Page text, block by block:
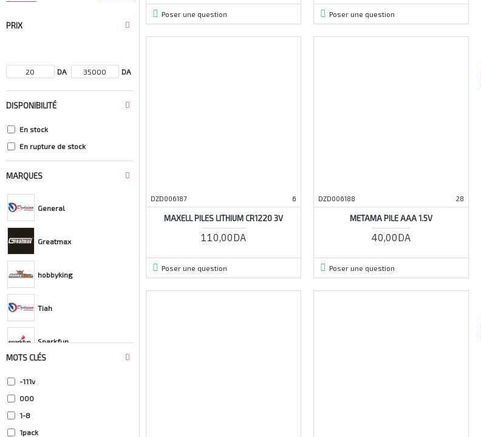
PRIX
DA DA
MARQUES
General
Greatmax
hobbyking
Tiah
Sparkfun
MOTS CLÉS
-111v
000
1-8
1pack
DISPONIBILITÉ
En stock
En rupture de stock
Poser une question Poser une question
DZD006187 6
MAXELL PILES LITHIUM CR1220 3V
110,00DA
Poser une question
DZD006188 28
METAMA PILE AAA 1.5V
40,00DA
Poser une question